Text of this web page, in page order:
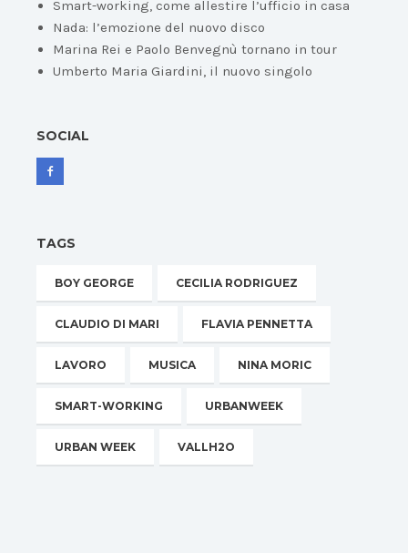
Smart-working, come allestire l’ufficio in casa
Nada: l’emozione del nuovo disco
Marina Rei e Paolo Benvegnù tornano in tour
Umberto Maria Giardini, il nuovo singolo
SOCIAL
TAGS
BOY GEORGE CECILIA RODRIGUEZ
CLAUDIO DI MARI FLAVIA PENNETTA
LAVORO MUSICA NINA MORIC
SMART-WORKING URBANWEEK
URBAN WEEK VALLH2O